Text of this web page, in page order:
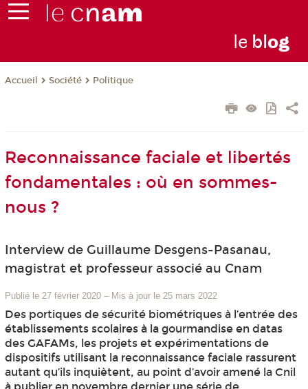
le blog
Accueil Société Politique
Reconnaissance faciale et libertés
fondamentales : où en sommes-
nous ?
Interview de Guillaume Desgens-Pasanau,
magistrat et professeur associé au Cnam
Publié le 27 février 2020 – Mis à jour le 25 mars 2022
Des portiques de sécurité biométriques à l’entrée des
établissements scolaires à la gourmandise en datas
des GAFAMs, les projets et expérimentations de
dispositifs utilisant la reconnaissance faciale rassurent
autant qu’ils inquiètent, au point d’avoir amené la Cnil